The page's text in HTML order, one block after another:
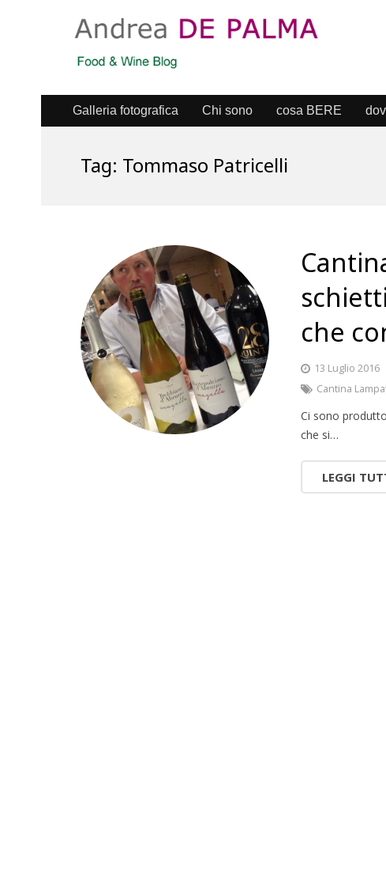
Galleria fotografica Chi sono cosa BERE
Tag: Tommaso Patricelli
che
13 Luglio 2016
Cantina
Ci sono
che si…
LEGGI